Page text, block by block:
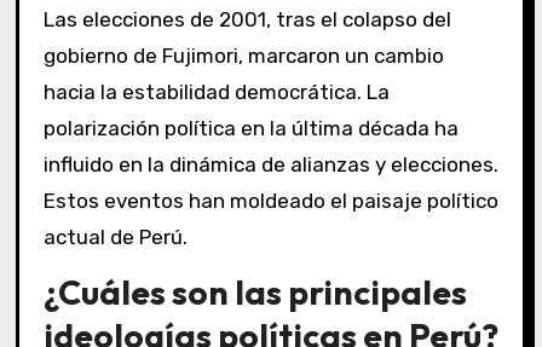
Las elecciones de 2001, tras el colapso del
gobierno de Fujimori, marcaron un cambio
hacia la estabilidad democrática. La
polarización política en la última década ha
influido en la dinámica de alianzas y elecciones.
Estos eventos han moldeado el paisaje político
actual de Perú.
¿Cuáles son las principales
ideologías políticas en Perú?